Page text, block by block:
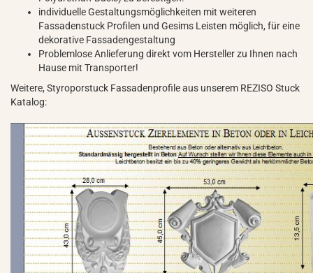
individuelle Gestaltungsmöglichkeiten mit weiteren
Fassadenstuck Profilen und Gesims Leisten möglich, für eine
dekorative Fassadengestaltung
Problemlose Anlieferung direkt vom Hersteller zu Ihnen nach
Hause mit Transporter!
Weitere, Styroporstuck Fassadenprofile aus unserem REZISO Stuck
Katalog: